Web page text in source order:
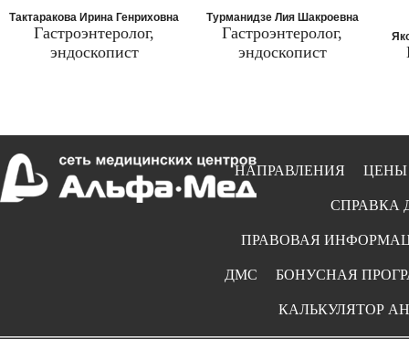
Тактаракова Ирина Генриховна
Гастроэнтеролог,
эндоскопист
Турманидзе Лия Шакроевна
Гастроэнтеролог,
эндоскопист
ЦЕНЫ
НАПРАВЛЕНИЯ
СПРАВКА
ПРАВОВАЯ
БОНУСНАЯ
ДМС
КАЛЬКУЛЯТОР